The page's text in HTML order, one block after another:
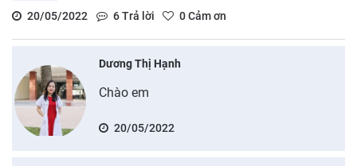
20/05/2022
6Trả lời 0Cảm ơn
Dương Thị Hạnh
Chào em
20/05/2022